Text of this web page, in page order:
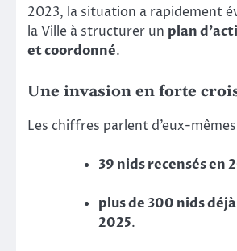
2023, la situation a rapidement
la Ville à structurer un plan
et coordonné.
Une invasion en forte
Les chiffres parlent d’eux-
39 nids recensés en
plus de 300 nids
2025.